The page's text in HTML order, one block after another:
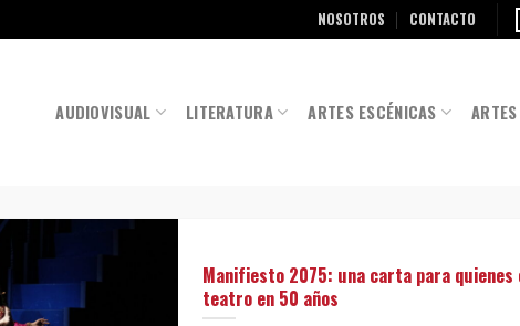
NOSOTROS CONTACTO
AUDIOVISUAL LITERATURA ARTES ESCÉNICAS
Manifiesto 2075: una carta para
teatro en 50 años